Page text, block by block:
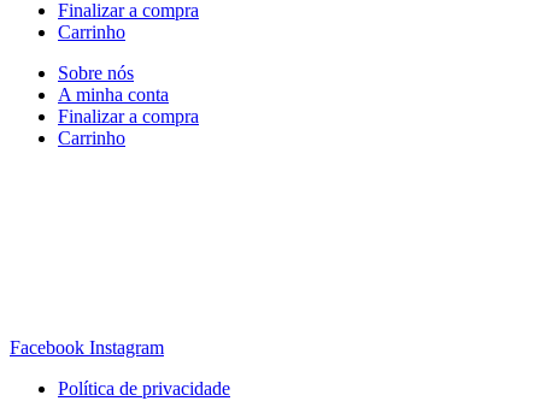
Finalizar a compra
Carrinho
Sobre nós
A minha conta
Finalizar a compra
Carrinho
Facebook Instagram
Política de privacidade